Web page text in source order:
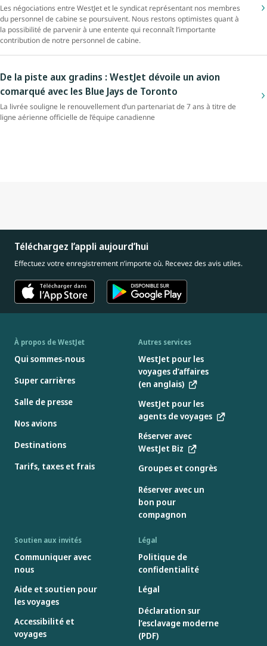
Les négociations entre WestJet et le syndicat représentant nos membres
du personnel de cabine se poursuivent. Nous restons optimistes quant à
la possibilité de parvenir à une entente qui reconnaît l’importante
contribution de notre personnel de cabine.
De la piste aux gradins : WestJet dévoile un avion
comarqué avec les Blue Jays de Toronto
La livrée souligne le renouvellement d’un partenariat de 7 ans à titre de
ligne aérienne officielle de l’équipe canadienne
Téléchargez l’appli aujourd’hui
Effectuez votre enregistrement n’importe où. Recevez des avis utiles.
À propos de WestJet
Qui sommes-nous
Super carrières
Salle de presse
Nos avions
Destinations
Tarifs, taxes et frais
Autres services
WestJet pour les
voyages d’affaires
(en anglais)
WestJet pour les
agents de voyages
Réserver avec
WestJet Biz
Groupes et congrès
Réserver avec un
bon pour
compagnon
Soutien aux invités
Communiquer avec
nous
Aide et soutien pour
les voyages
Accessibilité et
voyages
Légal
Politique de
confidentialité
Légal
Déclaration sur
l’esclavage moderne
(PDF)